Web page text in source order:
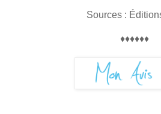
Sources :
♦♦♦♦♦♦